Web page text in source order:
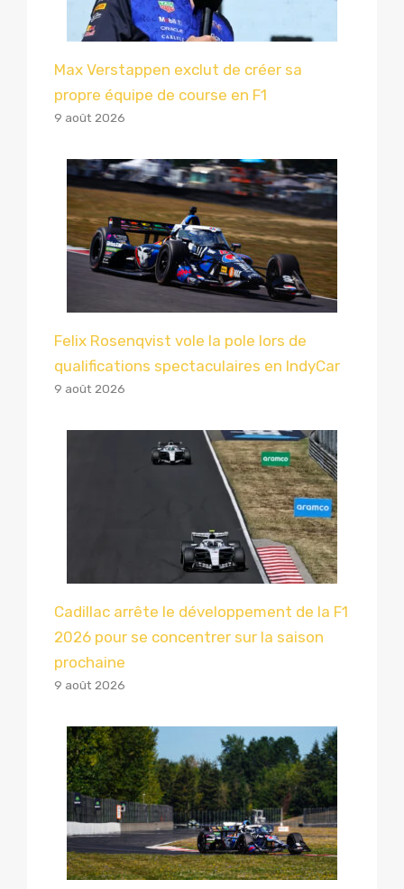
Max Verstappen exclut de créer sa
propre équipe de course en F1
9 août 2026
Felix Rosenqvist vole la pole lors de
qualifications spectaculaires en IndyCar
9 août 2026
Cadillac arrête le développement de la F1
2026 pour se concentrer sur la saison
prochaine
9 août 2026